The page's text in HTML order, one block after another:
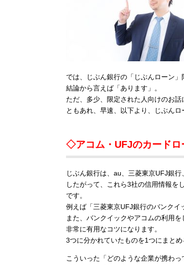
では、じぶん銀行の「じぶんローン
結論から言えば「あります」。
ただ、多少、限定された人向けのお
ともあれ、早速、以下より、じぶん
◇アコム・UFJのカードロ
じぶん銀行は、au、三菱東京UFJ銀
したがって、これら3社の信用情報を
です。
例えば「三菱東京UFJ銀行のバンクイ
また、バンクイックやアコムの利用
非常に有用なコツになります。
3つに分かれていたものを1つにまと
こういった「どのような企業が携わ